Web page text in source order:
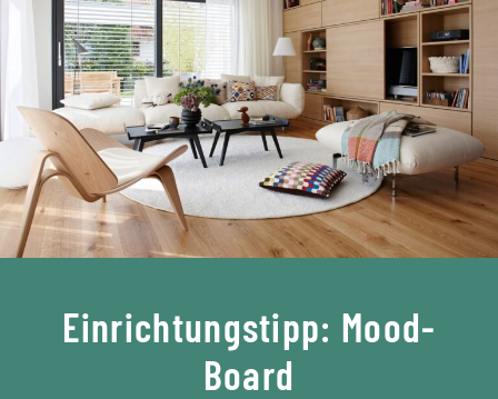
Einrichtungstipp: Mood-
Board